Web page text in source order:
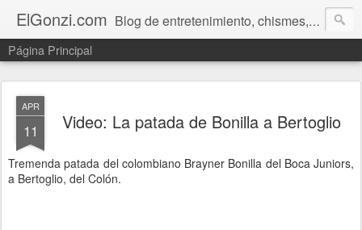
ElGonzi.com Blog de entretenimiento, chismes, humor, farándula, curiosidades, ovnis, noticias calientes, fotos, videos, paranormal y ¡más!
Página Principal
APR
11 Video: La patada de Bonilla a Bertoglio
Tremenda patada del colombiano Brayner Bonilla del Boca Juniors,
a Bertoglio, del Colón.